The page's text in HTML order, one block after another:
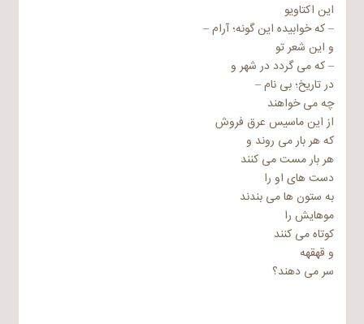
این اکتاویو
– که خوابیده این گونه؛ آرام –
و این شعر تو
– که می گردد در شهر و
در تاریخ؛ بی نام –
چه می خواهند
از این ماسیس عرق فروش
که هر بار می روند و
هر بار مست می کنند
دست های او را
به ستون ها می بندند
موهایش را
کوتاه می کنند
و قهقهه
سر می دهند؟